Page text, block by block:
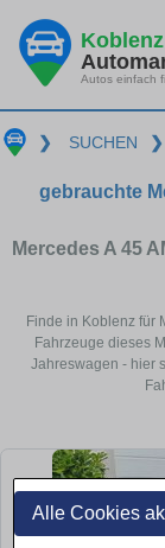
Alle Cookies
Koblenz
Autos einfach
❯ SUCHEN ❯
gebrauchte
Mercedes A 45
Finde in Koblenz für
Fahrzeuge dieses
Jahreswagen - hier